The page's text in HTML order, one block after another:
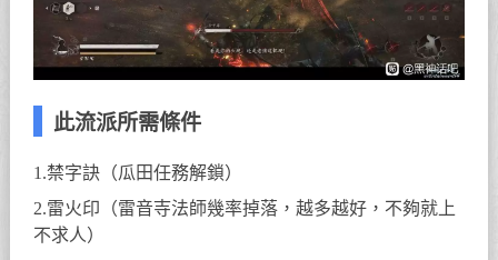
此流派所需條件
1.禁字訣（瓜田任務解鎖）
2.雷火印（雷音寺法師幾率掉落，越多越好，不夠就上
不求人）